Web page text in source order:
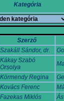
Kategória
Szerző
Szakáll Sándor, dr.
Kákay Szabó
Orsolya
Körmendy Regina
Kovács Ferenc
Fazekas Miklós